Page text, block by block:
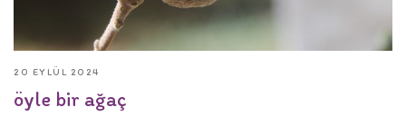
20 EYLÜL 2024
öyle bir ağaç